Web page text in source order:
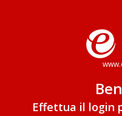
Effettua il login